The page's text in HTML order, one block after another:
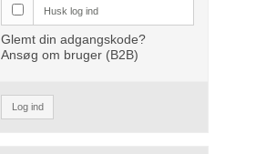
Husk log ind
Glemt din adgangskode?
Ansøg om bruger (B2B)
Log ind